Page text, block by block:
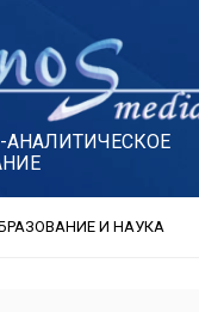
И НАУКА